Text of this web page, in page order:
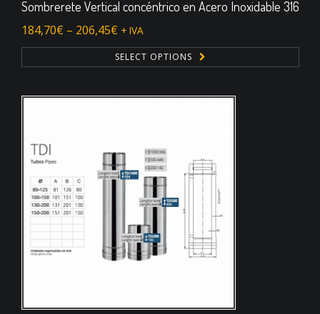
Sombrerete Vertical concéntrico en Acero Inoxidable 316
184,70€ – 206,45€ + IVA
SELECT OPTIONS